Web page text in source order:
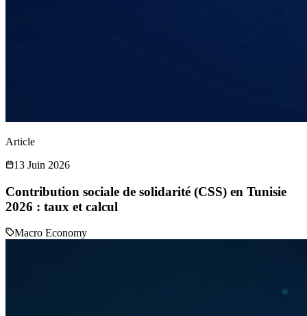
Article
13 Juin 2026
Contribution sociale de solidarité (CSS) en Tunisie
2026 : taux et calcul
Macro Economy